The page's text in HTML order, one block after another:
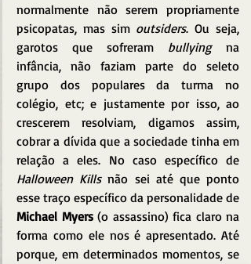
normalmente não serem propriamente
psicopatas, mas sim outsiders. Ou seja,
garotos que sofreram bullying na
infância, não faziam parte do seleto
grupo dos populares da turma no
colégio, etc; e justamente por isso, ao
crescerem resolviam, digamos assim,
cobrar a dívida que a sociedade tinha em
Halloween Kills não sei até que ponto
Michael Myers (o assassino) fica claro na
forma como ele nos é apresentado. Até
porque, em determinados momentos, se